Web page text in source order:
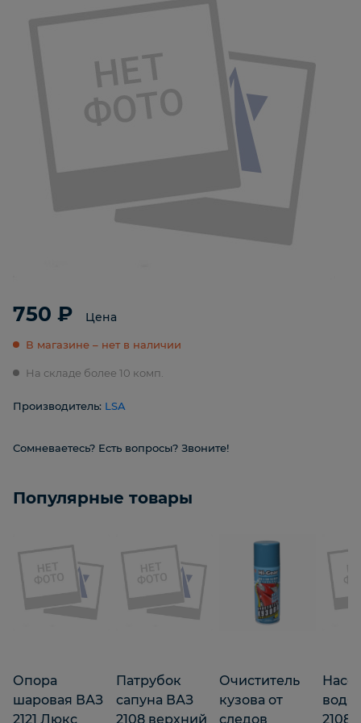
750 ₽ Цена
В магазине – нет в наличии
На складе более 10 комп.
Производитель: LSA
Сомневаетесь? Есть вопросы? Звоните!
Популярные товары
Опора
шаровая ВАЗ
2121 Люкс
Патрубок
сапуна ВАЗ
2108 верхний
Очиститель
кузова от
следов
2108